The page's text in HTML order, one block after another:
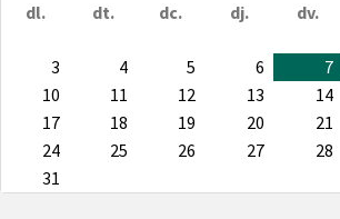
dl. dt. dc. dj. dv.
3
4 5 6 7
10
11 12 13 14
17
18 19 20 21
24
25 26 27 28
31